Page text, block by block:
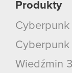
Produkty
Cyberpunk
Wiedźmin